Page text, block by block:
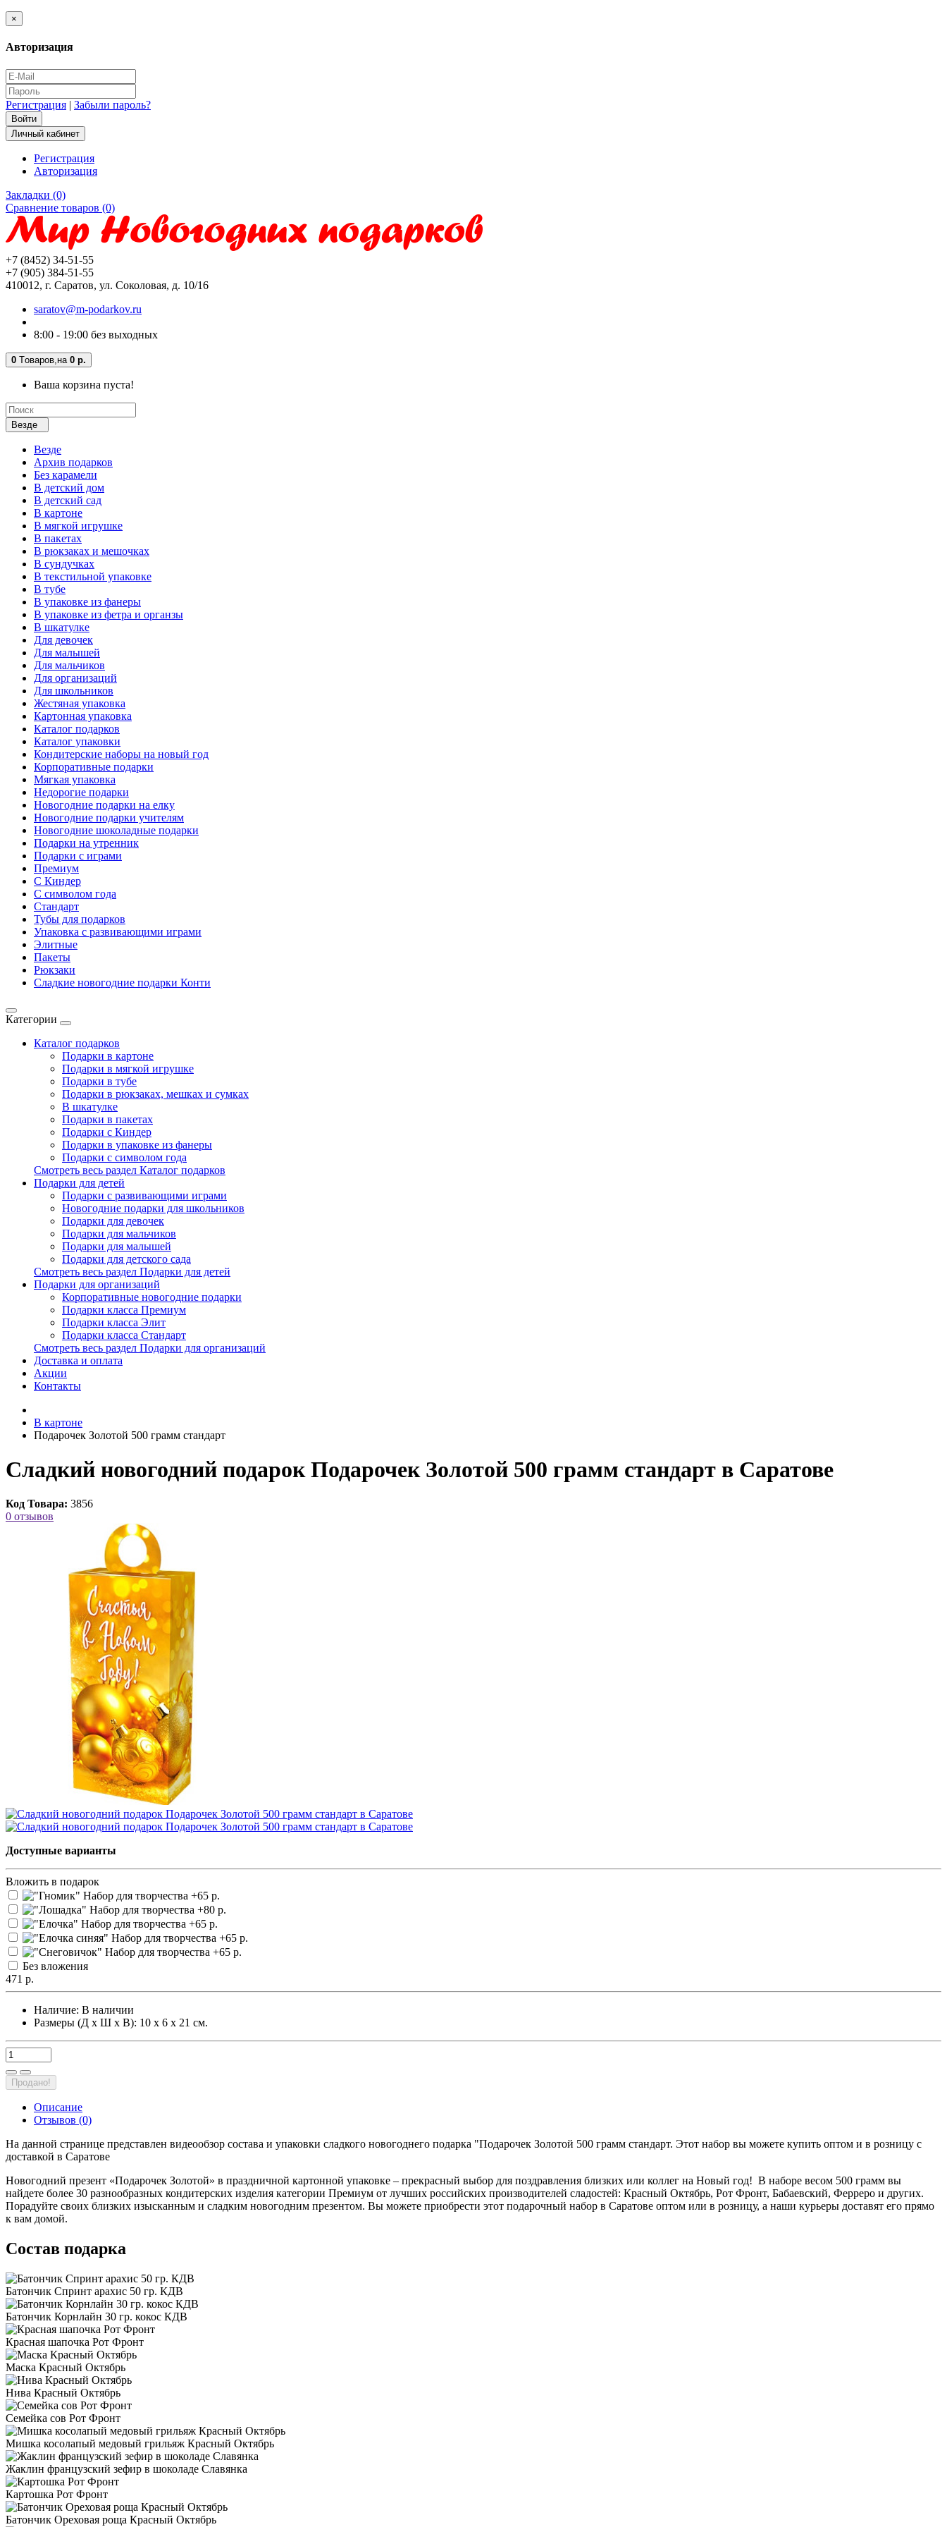
×
Авторизация
Регистрация | Забыли пароль?
Личный кабинет
Регистрация
Авторизация
Закладки (0)
Сравнение товаров (0)
+7 (8452) 34-51-55
+7 (905) 384-51-55
410012, г. Саратов, ул. Соколовая, д. 10/16
saratov@m-podarkov.ru
8:00 - 19:00 без выходных
0 Tоваров, на 0 р.
Ваша корзина пуста!
Везде
Везде
Архив подарков
Без карамели
В детский дом
В детский сад
В картоне
В мягкой игрушке
В пакетах
В рюкзаках и мешочках
В сундучках
В текстильной упаковке
В тубе
В упаковке из фанеры
В упаковке из фетра и органзы
В шкатулке
Для девочек
Для малышей
Для мальчиков
Для организаций
Для школьников
Жестяная упаковка
Картонная упаковка
Каталог подарков
Каталог упаковки
Кондитерские наборы на новый год
Корпоративные подарки
Мягкая упаковка
Недорогие подарки
Новогодние подарки на елку
Новогодние подарки учителям
Новогодние шоколадные подарки
Подарки на утренник
Подарки с играми
Премиум
С Киндер
С символом года
Стандарт
Тубы для подарков
Упаковка с развивающими играми
Элитные
Пакеты
Рюкзаки
Сладкие новогодние подарки Конти
Категории
Каталог подарков
Подарки в картоне
Подарки в мягкой игрушке
Подарки в тубе
Подарки в рюкзаках, мешках и сумках
В шкатулке
Подарки в пакетах
Подарки с Киндер
Подарки в упаковке из фанеры
Подарки с символом года
Смотреть весь раздел Каталог подарков
Подарки для детей
Подарки с развивающими играми
Новогодние подарки для школьников
Подарки для девочек
Подарки для мальчиков
Подарки для малышей
Подарки для детского сада
Смотреть весь раздел Подарки для детей
Подарки для организаций
Корпоративные новогодние подарки
Подарки класса Премиум
Подарки класса Элит
Подарки класса Стандарт
Смотреть весь раздел Подарки для организаций
Доставка и оплата
Акции
Контакты
В картоне
Подарочек Золотой 500 грамм стандарт
Сладкий новогодний подарок Подарочек Золотой 500 грамм стандарт в Саратове
Код Товара: 3856
0 отзывов
Доступные варианты
Вложить в подарок
Без вложения
471 р.
Наличие: В наличии
Размеры (Д х Ш х В): 10 х 6 х 21 см.
Продано!
Описание
Отзывов (0)
На данной странице представлен видеообзор состава и упаковки сладкого новогоднего подарка "Подарочек Золотой 500 грамм стандарт. Этот набор вы можете купить оптом и в розницу с
доставкой в Саратове
Новогодний презент «Подарочек Золотой» в праздничной картонной упаковке – прекрасный выбор для поздравления близких или коллег на Новый год! В наборе весом 500 грамм вы
найдете более 30 разнообразных кондитерских изделия категории Премиум от лучших российских производителей сладостей: Красный Октябрь, Рот Фронт, Бабаевский, Ферреро и других.
Порадуйте своих близких изысканным и сладким новогодним презентом. Вы можете приобрести этот подарочный набор в Саратове оптом или в розницу, а наши курьеры доставят его прямо
к вам домой.
Состав подарка
Батончик Спринт арахис 50 гр. КДВ
Батончик Корнлайн 30 гр. кокос КДВ
Красная шапочка Рот Фронт
Маска Красный Октябрь
Нива Красный Октябрь
Семейка сов Рот Фронт
Мишка косолапый медовый грильяж Красный Октябрь
Жаклин французский зефир в шоколаде Славянка
Картошка Рот Фронт
Батончик Ореховая роща Красный Октябрь